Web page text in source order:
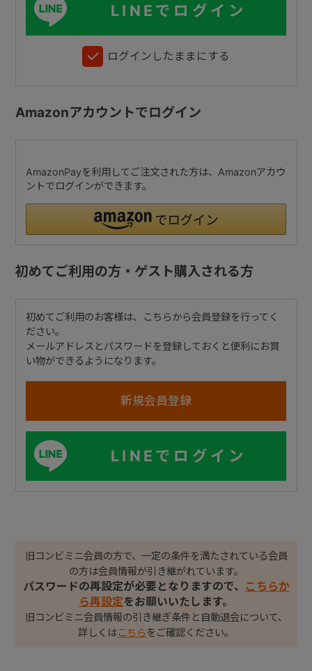
LINEでログイン
ログインしたままにする
Amazonアカウントでログイン
AmazonPayを利用してご注文された方は、Amazonアカウ
ントでログインができます。
初めてご利用の方・ゲスト購入される方
初めてご利用のお客様は、こちらから会員登録を行ってく
ださい。
メールアドレスとパスワードを登録しておくと便利にお買
い物ができるようになります。
LINEでログイン
旧コンビミニ会員の方で、一定の条件を満たされている会員
の方は会員情報が引き継がれています。
パスワードの再設定が必要となりますので、
こちらか
ら再設定をお願いいたします。
旧コンビミニ会員情報の引き継ぎ条件と自動退会について、
詳しくはこちら をご確認ください。